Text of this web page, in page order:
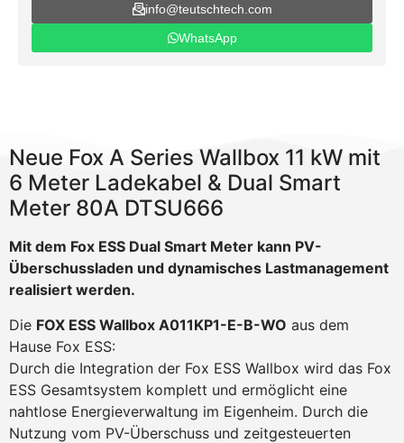
info@teutschtech.com
WhatsApp
Neue Fox A Series Wallbox 11 kW mit
6 Meter Ladekabel & Dual Smart
Meter 80A DTSU666
Mit dem Fox ESS Dual Smart Meter kann PV-
Überschussladen und dynamisches Lastmanagement
realisiert werden.
Die FOX ESS Wallbox A011KP1-E-B-WO aus dem
Hause Fox ESS:
Durch die Integration der Fox ESS Wallbox wird das Fox
ESS Gesamtsystem komplett und ermöglicht eine
nahtlose Energieverwaltung im Eigenheim. Durch die
Nutzung vom PV-Überschuss und zeitgesteuerten